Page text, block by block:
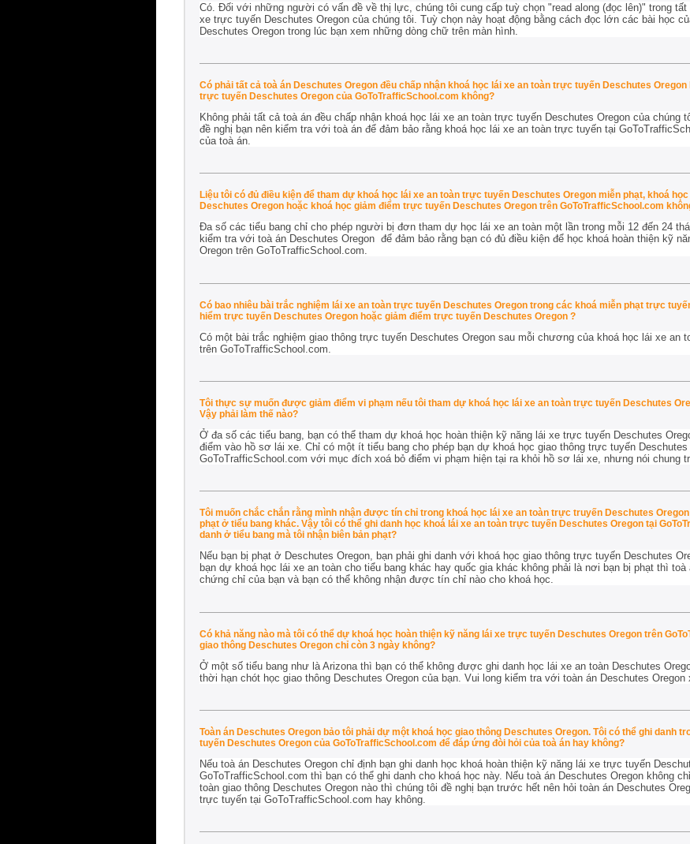
Có. Đối với những người có vấn đề về thị lực, chúng tôi cung cấp tuỳ chọn "read along (đọc lên)" trong
xe trực tuyến Deschutes Oregon của chúng tôi. Tuỳ chọn này hoạt động bằng cách đọc lớn các bài học
Deschutes Oregon trong lúc bạn xem những dòng chữ trên màn hình.
Có phải tất cả toà án Deschutes Oregon đều chấp nhận khoá học lái xe an toàn trực tuyến Deschutes
trực tuyến Deschutes Oregon của GoToTrafficSchool.com không?
Không phải tất cả toà án đều chấp nhận khoá học lái xe an toàn trực tuyến Deschutes Oregon của chúng
đề nghị bạn nên kiểm tra với toà án để đảm bảo rằng khoá học lái xe an toàn trực tuyến tại
của toà án.
Liệu tôi có đủ điều kiện để tham dự khoá học lái xe an toàn trực tuyến Deschutes Oregon miễn phạt, khoá
Deschutes Oregon hoặc khoá học giảm điểm trực tuyến Deschutes Oregon trên GoToTrafficSchool.com
Đa số các tiểu bang chỉ cho phép người bị đơn tham dự học lái xe an toàn một lần trong mỗi 12 đến 24
kiểm tra với toà án Deschutes Oregon để đảm bảo rằng bạn có đủ điều kiện để học khoá hoàn thiện kỹ
Oregon trên GoToTrafficSchool.com.
Có bao nhiêu bài trắc nghiệm lái xe an toàn trực tuyến Deschutes Oregon trong các khoá miễn phạt trực
hiểm trực tuyến Deschutes Oregon hoặc giảm điểm trực tuyến Deschutes Oregon ?
Có một bài trắc nghiệm giao thông trực tuyến Deschutes Oregon sau mỗi chương của khoá học lái xe an
trên GoToTrafficSchool.com.
Tôi thực sự muốn được giảm điểm vi phạm nếu tôi tham dự khoá học lái xe an toàn trực tuyến Deschutes
Vậy phải làm thế nào?
Ở đa số các tiểu bang, bạn có thể tham dự khoá học hoàn thiện kỹ năng lái xe trực tuyến Deschutes
điểm vào hồ sơ lái xe. Chỉ có một ít tiểu bang cho phép bạn dự khoá học giao thông trực tuyến Deschutes
GoToTrafficSchool.com với mục đích xoá bỏ điểm vi phạm hiện tại ra khỏi hồ sơ lái xe, nhưng nói chung
Tôi muốn chắc chắn rằng mình nhận được tín chỉ trong khoá học lái xe an toàn trực truyến Deschutes
phạt ở tiểu bang khác. Vậy tôi có thể ghi danh học khoá lái xe an toàn trực tuyến Deschutes Oregon tại
danh ở tiểu bang mà tôi nhận biên bản phạt?
Nếu bạn bị phạt ở Deschutes Oregon, bạn phải ghi danh với khoá học giao thông trực tuyến Deschutes
bạn dự khoá học lái xe an toàn cho tiểu bang khác hay quốc gia khác không phải là nơi bạn bị phạt thì
chứng chỉ của bạn và bạn có thể không nhận được tín chỉ nào cho khoá học.
Có khả năng nào mà tôi có thể dự khoá học hoàn thiện kỹ năng lái xe trực tuyến Deschutes Oregon trên
giao thông Deschutes Oregon chỉ còn 3 ngày không?
Ở một số tiểu bang như là Arizona thì bạn có thể không được ghi danh học lái xe an toàn Deschutes
thời hạn chót học giao thông Deschutes Oregon của bạn. Vui long kiểm tra với toàn án Deschutes Oregon
Toàn án Deschutes Oregon bảo tôi phải dự một khoá học giao thông Deschutes Oregon. Tôi có thể ghi danh
tuyến Deschutes Oregon của GoToTrafficSchool.com để đáp ứng đòi hỏi của toà án hay không?
Nếu toà án Deschutes Oregon chỉ định bạn ghi danh học khoá hoàn thiện kỹ năng lái xe trực tuyến
GoToTrafficSchool.com thì bạn có thể ghi danh cho khoá học này. Nếu toà án Deschutes Oregon không
toàn giao thông Deschutes Oregon nào thì chúng tôi đề nghị bạn trước hết nên hỏi toàn án Deschutes
trực tuyến tại GoToTrafficSchool.com hay không.